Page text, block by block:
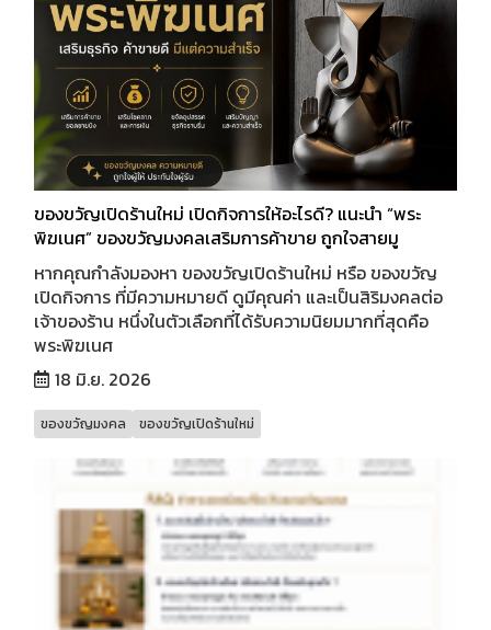
ของขวัญเปิดร้านใหม่ เปิดกิจการให้อะไรดี? แนะนำ “พระ
พิฆเนศ” ของขวัญมงคลเสริมการค้าขาย ถูกใจสายมู
หากคุณกำลังมองหา ของขวัญเปิดร้านใหม่ หรือ ของขวัญ
เปิดกิจการ ที่มีความหมายดี ดูมีคุณค่า และเป็นสิริมงคลต่อ
เจ้าของร้าน หนึ่งในตัวเลือกที่ได้รับความนิยมมากที่สุดคือ
พระพิฆเนศ
18 มิ.ย. 2026
ของขวัญมงคล ของขวัญเปิดร้านใหม่